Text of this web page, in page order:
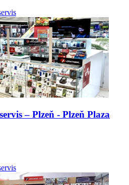
– Plzeň - Plzeň Plaza